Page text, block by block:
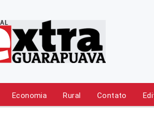
Economia Rural Contato